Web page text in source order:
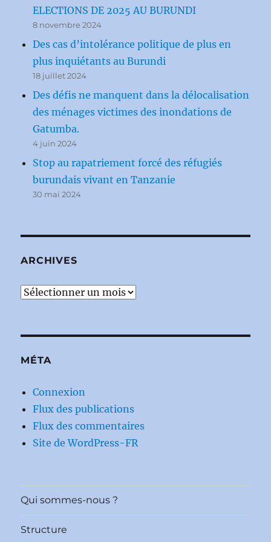
ELECTIONS DE 2025 AU BURUNDI
8 novembre 2024
Des cas d’intolérance politique de plus en
plus inquiétants au Burundi
18 juillet 2024
Des défis ne manquent dans la délocalisation
des ménages victimes des inondations de
Gatumba.
4 juin 2024
Stop au rapatriement forcé des réfugiés
burundais vivant en Tanzanie
30 mai 2024
ARCHIVES
Archives
MÉTA
Connexion
Flux des publications
Flux des commentaires
Site de WordPress-FR
Qui sommes-nous ?
Structure